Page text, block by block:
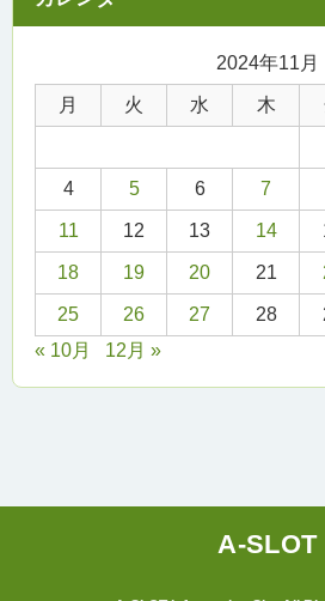
2024年11月
月 火 水 木
4 5 6 7
11 12 13 14
18 19 20 21
25 26 27 28
« 10月
12月 »